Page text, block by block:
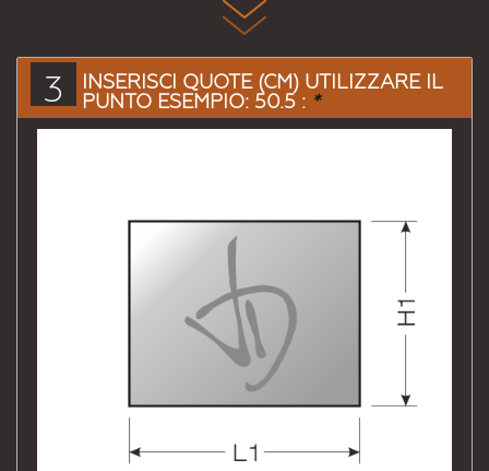
3
INSERISCI QUOTE (CM) UTILIZZARE IL
PUNTO ESEMPIO: 50.5 : *